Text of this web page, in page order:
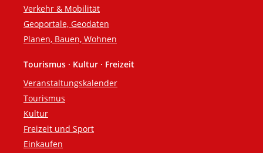
Verkehr & Mobilität
Geoportale, Geodaten
Planen, Bauen, Wohnen
Tourismus · Kultur · Freizeit
Veranstaltungskalender
Tourismus
Kultur
Freizeit und Sport
Einkaufen